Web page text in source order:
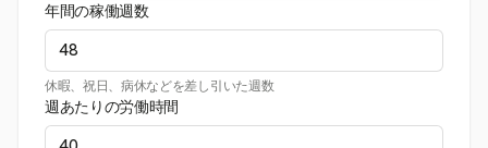
年間の稼働週数
休暇、祝日、病休などを差し引いた週数
週あたりの労働時間